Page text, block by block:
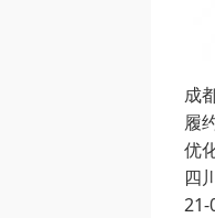
成
履
优
四
21-